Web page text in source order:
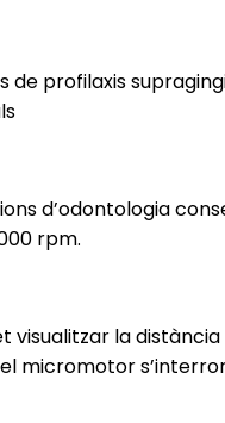
profilaxis
d’odontologia
rpm.
la distància
micromotor